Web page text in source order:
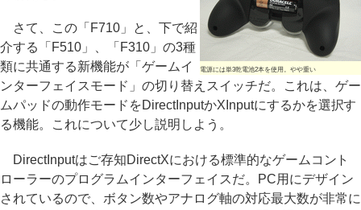
電源には単3乾電池2本を使用。やや重い
さて、この「F710」と、下で紹
介する「F510」、「F310」の3種
類に共通する新機能が「ゲームイ
ンターフェイスモード」の切り替えスイッチだ。これは、ゲー
ムパッドの動作モードをDirectInputかXInputにするかを選択す
る機能。これについて少し説明しよう。
DirectInputはご存知DirectXにおける標準的なゲームコント
ローラーのプログラムインターフェイスだ。PC用にデザイン
されているので、ボタン数やアナログ軸の対応最大数が非常に